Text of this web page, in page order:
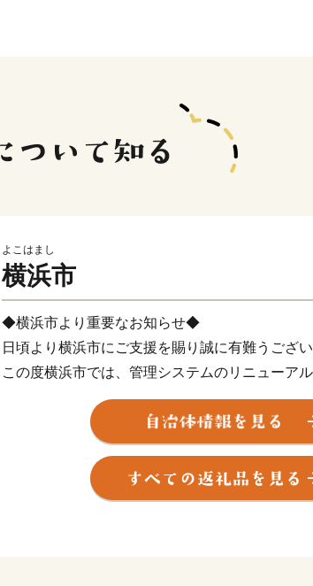
よこはまし
横浜市
◆横浜市より重要なお知らせ◆
日頃より横浜市にご支援を賜り誠に有難うござい
この度横浜市では、管理システムのリニューア
リニューアル作業に伴い、2026年3月26日(木
間、寄附受付を停止させて頂きます。
2026年４月２日(水)12:00以降、作業が完了次第
ご不便をお掛けいたしますが、何卒ご理解の程